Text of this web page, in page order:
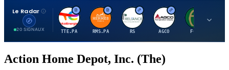
Le Radar
20 SIGNAUX
T
TTE.PA
H
RMS.PA
R
RS
A
AGCO FCFS
Action Home Depot, Inc. (The)